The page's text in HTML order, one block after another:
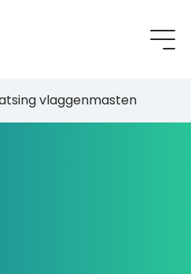
vlaggenmasten